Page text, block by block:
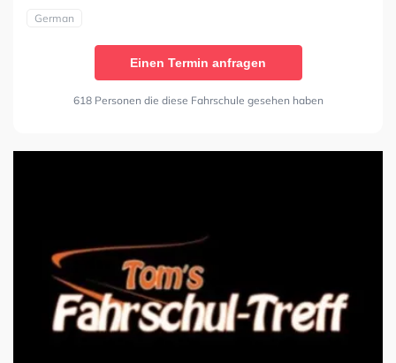
German
Einen Termin anfragen
618 Personen die diese Fahrschule gesehen haben